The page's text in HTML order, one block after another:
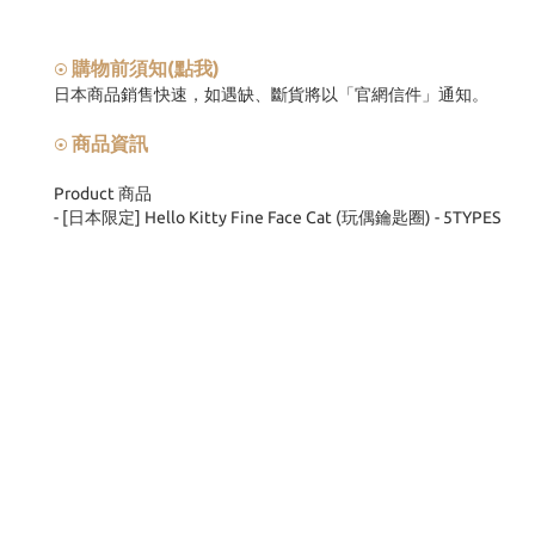
⦿ 購物前須知(點我)
日本商品銷售快速，如遇缺、斷貨將以「官網信件」通知。
⦿ 商品資訊
Product 商品
- [日本限定] Hello Kitty Fine Face Cat (玩偶鑰匙圈) - 5TYPES